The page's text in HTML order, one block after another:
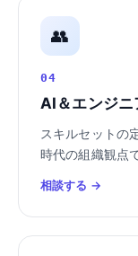
👥
04
AI＆エンジニ
スキルセットの
時代の組織観点
相談する →